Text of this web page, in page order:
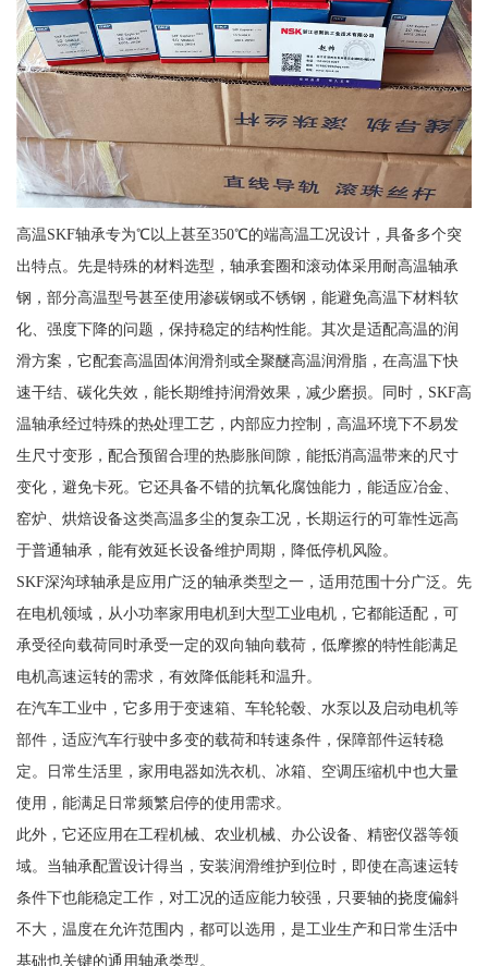
高温SKF轴承专为℃以上甚至350℃的端高温工况设计，具备多个突
出特点。先是特殊的材料选型，轴承套圈和滚动体采用耐高温轴承
钢，部分高温型号甚至使用渗碳钢或不锈钢，能避免高温下材料软
化、强度下降的问题，保持稳定的结构性能。其次是适配高温的润
滑方案，它配套高温固体润滑剂或全聚醚高温润滑脂，在高温下快
速干结、碳化失效，能长期维持润滑效果，减少磨损。同时，SKF高
温轴承经过特殊的热处理工艺，内部应力控制，高温环境下不易发
生尺寸变形，配合预留合理的热膨胀间隙，能抵消高温带来的尺寸
变化，避免卡死。它还具备不错的抗氧化腐蚀能力，能适应冶金、
窑炉、烘焙设备这类高温多尘的复杂工况，长期运行的可靠性远高
于普通轴承，能有效延长设备维护周期，降低停机风险。
SKF深沟球轴承是应用广泛的轴承类型之一，适用范围十分广泛。先
在电机领域，从小功率家用电机到大型工业电机，它都能适配，可
承受径向载荷同时承受一定的双向轴向载荷，低摩擦的特性能满足
电机高速运转的需求，有效降低能耗和温升。
在汽车工业中，它多用于变速箱、车轮轮毂、水泵以及启动电机等
部件，适应汽车行驶中多变的载荷和转速条件，保障部件运转稳
定。日常生活里，家用电器如洗衣机、冰箱、空调压缩机中也大量
使用，能满足日常频繁启停的使用需求。
此外，它还应用在工程机械、农业机械、办公设备、精密仪器等领
域。当轴承配置设计得当，安装润滑维护到位时，即使在高速运转
条件下也能稳定工作，对工况的适应能力较强，只要轴的挠度偏斜
不大，温度在允许范围内，都可以选用，是工业生产和日常生活中
基础也关键的通用轴承类型。